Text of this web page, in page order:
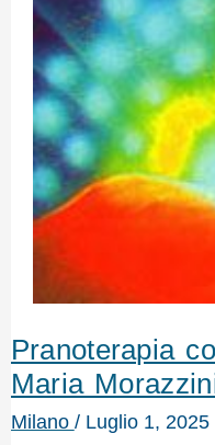
Pranoterapia
Maria
Milano / Luglio 1, 2025